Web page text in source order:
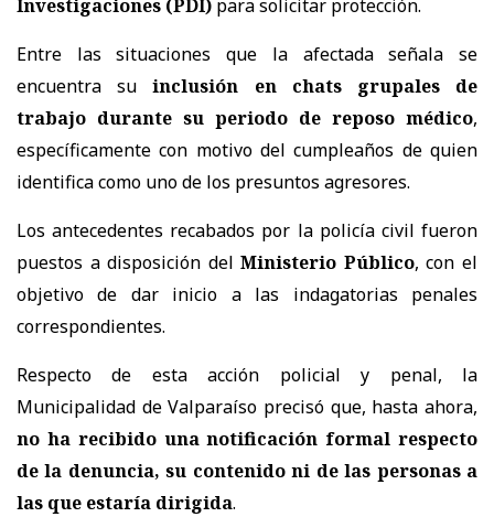
Investigaciones (PDI) para solicitar protección.
Entre las situaciones que la afectada señala se
encuentra suinclusión en chats grupales de
trabajo durante su periodo de reposo médico,
específicamente con motivo del cumpleaños de quien
identifica como uno de los presuntos agresores.
Los antecedentes recabados por la policía civil fueron
puestos a disposición delMinisterio Público, con el
objetivo de dar inicio a las indagatorias penales
correspondientes.
Respecto de esta acción policial y penal, la
Municipalidad de Valparaíso precisó que, hasta ahora,
no ha recibido una notificación formal respecto
de la denuncia, su contenido ni de las personas a
las que estaría dirigida.